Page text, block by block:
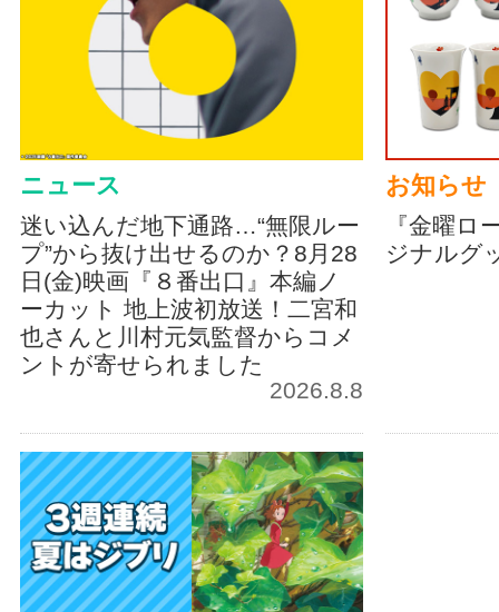
ニュース
迷い込んだ地下通路…“無限ルー
プ”から抜け出せるのか？8月28
日(金)映画『８番出口』本編ノ
ーカット 地上波初放送！二宮和
也さんと川村元気監督からコメ
ントが寄せられました
2026.8.8
お知らせ
『金曜ロ
ジナルグ